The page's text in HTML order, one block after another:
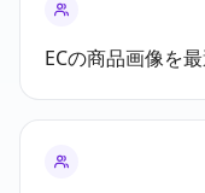
ECの商品画像を